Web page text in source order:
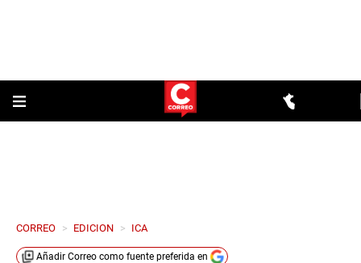
CORREO > EDICION > ICA
Añadir Correo como fuente preferida en